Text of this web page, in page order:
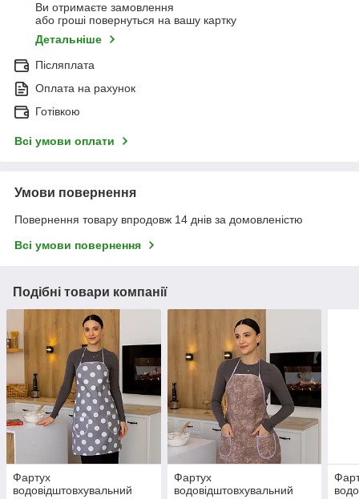
Ви отримаєте замовлення
або гроші повернуться на вашу картку
Детальніше
Післяплата
Оплата на рахунок
Готівкою
Всі умови оплати
Умови повернення
Повернення товару впродовж 14 днів за домовленістю
Всі умови повернення
Подібні товари компанії
Фартух
водовідштовхувальний
Фартух
водовідштовхувальний